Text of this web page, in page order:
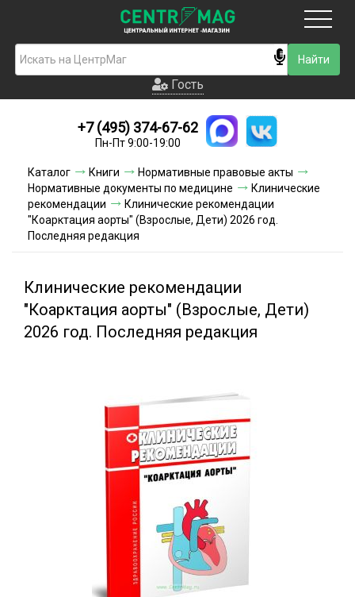
Гость
Новинки
Условия доставки
Условия оплаты
Гость
+7 (495) 374-67-62
Пн-Пт 9:00-19:00
Каталог Книги
Нормативные правовые акты
Нормативные документы по медицине
Клинические
рекомендации
Клинические рекомендации
"Коарктация аорты" (Взрослые, Дети) 2026 год.
Последняя редакция
Клинические рекомендации
"Коарктация аорты" (Взрослые, Дети)
2026 год. Последняя редакция